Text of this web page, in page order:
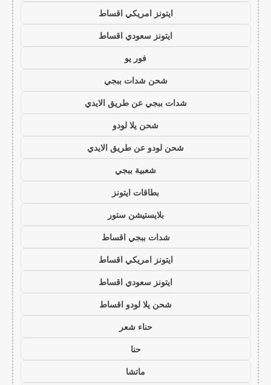
ايتونز امريكي اقساط
ايتونز سعودي اقساط
فور يو
شحن شدات ببجي
شدات ببجي عن طريق الايدي
شحن يلا لودو
شحن لودو عن طريق الايدي
شعبية ببجي
بطاقات ايتونز
بلايستيشن ستور
شدات ببجي اقساط
ايتونز امريكي اقساط
ايتونز سعودي اقساط
شحن يلا لودو اقساط
حناء شعر
حنا
ماتشا